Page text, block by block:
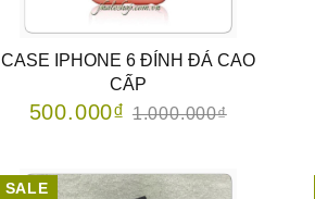
CASE IPHONE 6 ĐÍNH ĐÁ CAO
CẤP
500.000₫ 1.000.000₫
SALE